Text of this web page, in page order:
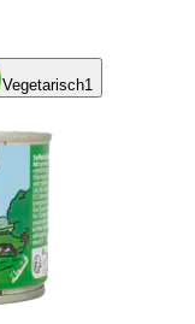
Vegetarisch1